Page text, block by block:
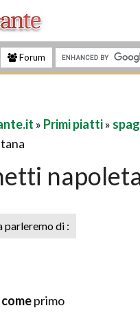
Forum
» Primi piatti»
parleremo di :
primo